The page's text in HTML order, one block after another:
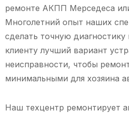
ремонте АКПП Мерседеса
Многолетний опыт наших
сделать точную
клиенту лучший вариант
неисправности, чтобы
минимальными для хозяина
Наш техцентр ремонтирует